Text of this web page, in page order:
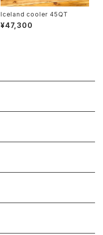
Iceland cooler 45QT
¥47,300